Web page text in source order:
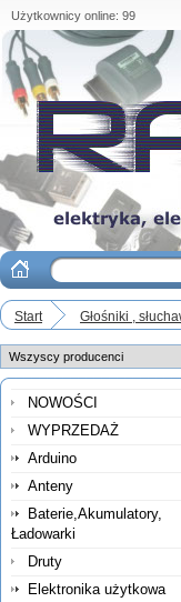
Użytkownicy online: 99
Start Głośniki ,
NOWOŚCI
WYPRZEDAŻ
Arduino
Anteny
Baterie,Akumulatory,
Ładowarki
Druty
Elektronika użytkowa